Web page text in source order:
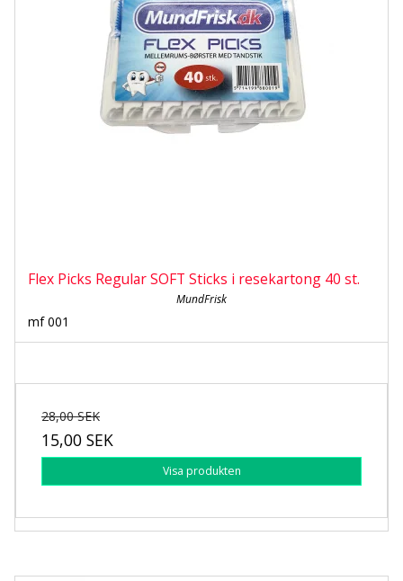
Flex Picks Regular SOFT Sticks i resekartong 40 st.
MundFrisk
mf 001
28,00 SEK
15,00 SEK
Visa produkten